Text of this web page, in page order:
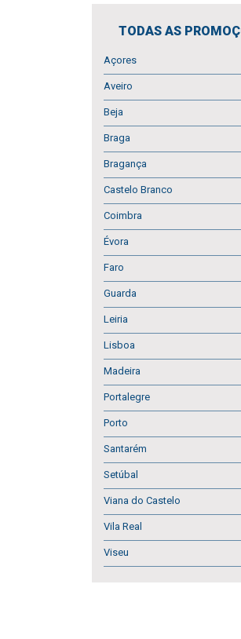
TODAS AS
Açores
Aveiro
Beja
Braga
Bragança
Castelo Branco
Coimbra
Évora
Faro
Guarda
Leiria
Lisboa
Madeira
Portalegre
Porto
Santarém
Setúbal
Viana do Castelo
Vila Real
Viseu